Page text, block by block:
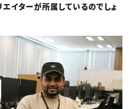
イターが所属しているのでしょ